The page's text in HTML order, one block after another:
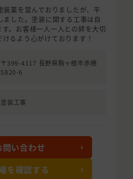
業を営んでおりましたが、平
ました。塗装に関する工事は自
。お客様一人一人との絆を大切
るよう心がけております！
〒399-4117 長野県駒ヶ根市赤穂
5820-6
塗装工事
問い合わせ
を確認する